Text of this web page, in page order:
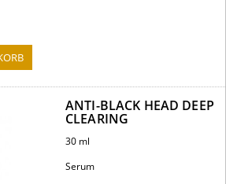
ANTI-BLACK HEAD DEEP
CLEARING
30 ml
Serum